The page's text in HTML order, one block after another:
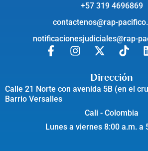
+57 319 4696869
contactenos@rap-
notificacionesjudiciales@rap-
Dirección
Calle 21 Norte con avenida 5B (en el
Barrio Versalles
Cali - Colombia
Lunes a viernes 8:00 a.m. a